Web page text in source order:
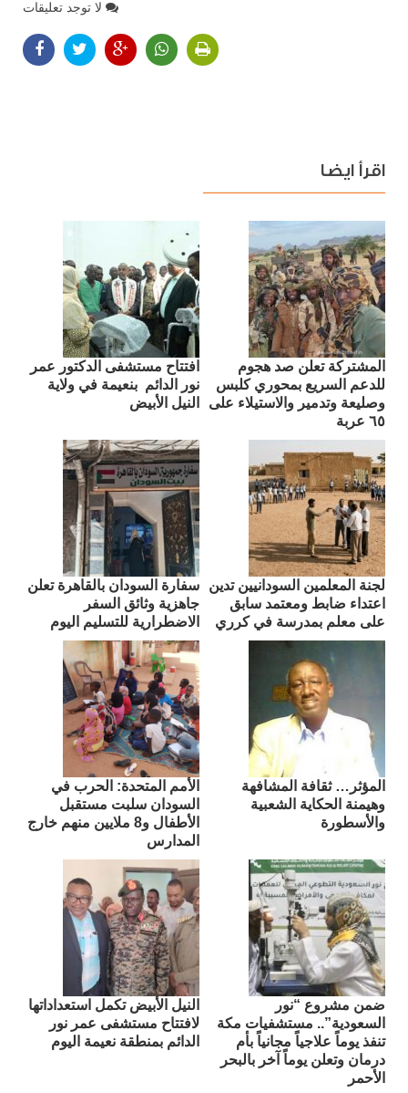
لا توجد تعليقات
اقرأ ايضا
المشتركة تعلن صد هجوم
للدعم السريع بمحوري كلبس
وصليعة وتدمير والاستيلاء على
٦٥ عربة
افتتاح مستشفى الدكتور عمر
نور الدائم بنعيمة في ولاية
النيل الأبيض
لجنة المعلمين السودانيين تدين
اعتداء ضابط ومعتمد سابق
على معلم بمدرسة في كرري
سفارة السودان بالقاهرة تعلن
جاهزية وثائق السفر
الاضطرارية للتسليم اليوم
المؤثر… ثقافة المشافهة
وهيمنة الحكاية الشعبية
والأسطورة
الأمم المتحدة: الحرب في
السودان سلبت مستقبل
الأطفال و8 ملايين منهم خارج
المدارس
ضمن مشروع “نور
السعودية”.. مستشفيات مكة
تنفذ يوماً علاجياً مجانياً بأم
درمان وتعلن يوماً آخر بالبحر
الأحمر
النيل الأبيض تكمل استعداداتها
لافتتاح مستشفى عمر نور
الدائم بمنطقة نعيمة اليوم